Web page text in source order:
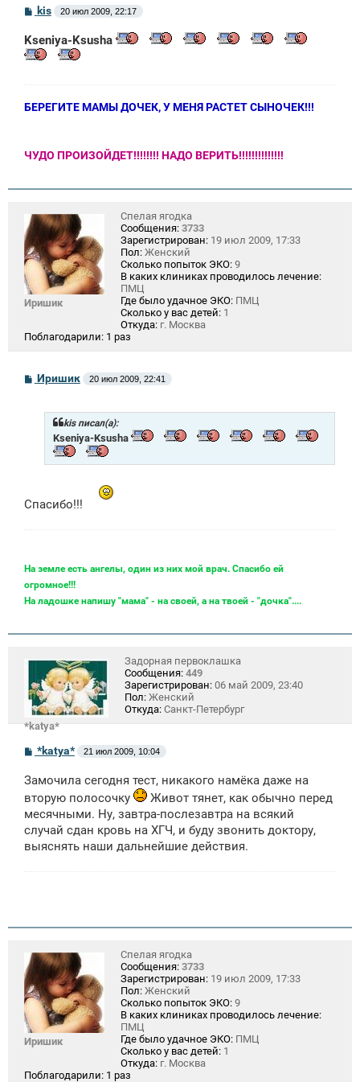
С
б
щ
kis 20 июл 2009, 22:17
Kseniya-Ksusha
БЕРЕГИТЕ МАМЫ ДОЧЕК, У МЕНЯ РАСТЕТ СЫНОЧЕК!!!
ЧУДО ПРОИЗОЙДЕТ!!!!!!!! НАДО ВЕРИТЬ!!!!!!!!!!!!!!
Иришик
Спелая ягодка
Сообщения: 3733
Зарегистрирован: 19 июл 2009, 17:33
Пол: Женский
Сколько попыток ЭКО: 9
В каких клиниках проводилось лечение:
ПМЦ
Где было удачное ЭКО: ПМЦ
Сколько у вас детей: 1
Откуда: г. Москва
Поблагодарили: 1 раз
СИришик 20 июл 2009, 22:41
kis писал(а):
Kseniya-Ksusha
Спасибо!!!
На земле есть ангелы, один из них мой врач. Спасибо ей
огромное!!!
На ладошке напишу "мама" - на своей, а на твоей - "дочка"....
*katya*
Задорная первоклашка
Сообщения: 449
Зарегистрирован: 06 май 2009, 23:40
Пол: Женский
Откуда: Санкт-Петербург
С
б
щ
е
н
и
е
*katya* 21 июл 2009, 10:04
Замочила сегодня тест, никакого намёка даже на
вторую полосочку
Живот тянет, как обычно перед
месячными. Ну, завтра-послезавтра на всякий
случай сдан кровь на ХГЧ, и буду звонить доктору,
выяснять наши дальнейшие действия.
Иришик
Спелая ягодка
Сообщения: 3733
Зарегистрирован: 19 июл 2009, 17:33
Пол: Женский
Сколько попыток ЭКО: 9
В каких клиниках проводилось лечение:
ПМЦ
Где было удачное ЭКО: ПМЦ
Сколько у вас детей: 1
Откуда: г. Москва
Поблагодарили: 1 раз